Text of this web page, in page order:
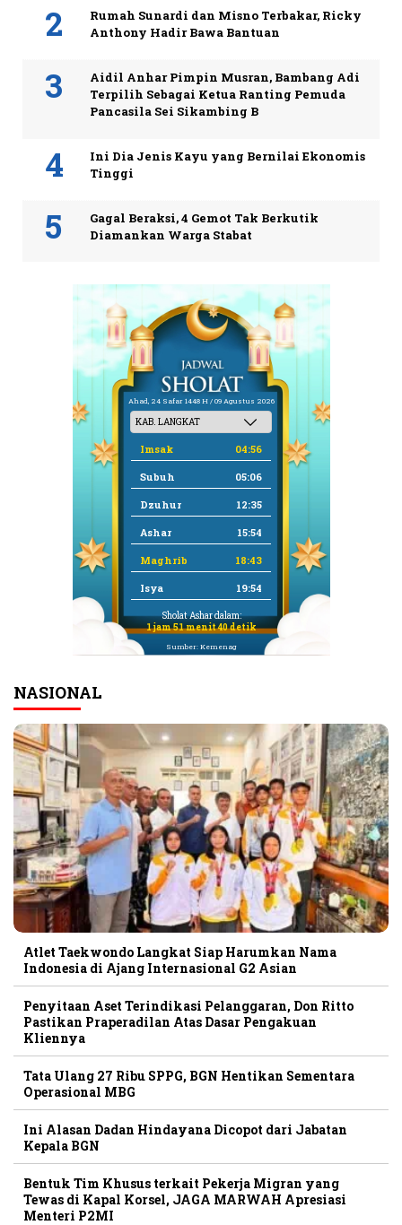
Rumah Sunardi dan Misno Terbakar, Ricky
Anthony Hadir Bawa Bantuan
Aidil Anhar Pimpin Musran, Bambang Adi
Terpilih Sebagai Ketua Ranting Pemuda
Pancasila Sei Sikambing B
Ini Dia Jenis Kayu yang Bernilai Ekonomis
Tinggi
Gagal Beraksi, 4 Gemot Tak Berkutik
Diamankan Warga Stabat
Ahad, 24 Safar 1448 H / 09 Agustus 2026
Imsak 04:56
Subuh 05:06
Dzuhur 12:35
Ashar 15:54
Maghrib 18:43
Isya 19:54
Sholat Ashar dalam:
1 jam 51 menit 39 detik
Sumber: Kemenag
NASIONAL
Atlet Taekwondo Langkat Siap Harumkan Nama
Indonesia di Ajang Internasional G2 Asian
Penyitaan Aset Terindikasi Pelanggaran, Don Ritto
Pastikan Praperadilan Atas Dasar Pengakuan
Kliennya
Tata Ulang 27 Ribu SPPG, BGN Hentikan Sementara
Operasional MBG
Ini Alasan Dadan Hindayana Dicopot dari Jabatan
Kepala BGN
Bentuk Tim Khusus terkait Pekerja Migran yang
Tewas di Kapal Korsel, JAGA MARWAH Apresiasi
Menteri P2MI